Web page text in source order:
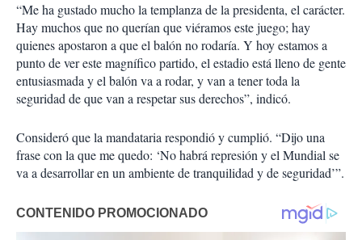
“Me ha gustado mucho la templanza de la presidenta, el carácter.
Hay muchos que no querían que viéramos este juego; hay
quienes apostaron a que el balón no rodaría. Y hoy estamos a
punto de ver este magnífico partido, el estadio está lleno de gente
entusiasmada y el balón va a rodar, y van a tener toda la
seguridad de que van a respetar sus derechos”, indicó.
Consideró que la mandataria respondió y cumplió. “Dijo una
frase con la que me quedo: ‘No habrá represión y el Mundial se
va a desarrollar en un ambiente de tranquilidad y de seguridad’”.